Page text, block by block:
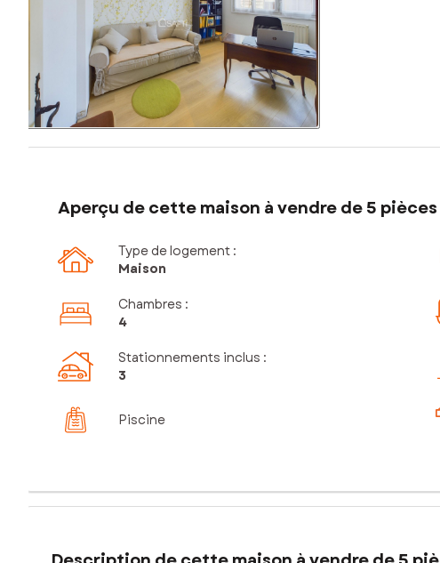
Aperçu de cette maison à vendre de 5 pièces
Type de logement :
Maison
Chambres :
4
Stationnements inclus :
3
Piscine